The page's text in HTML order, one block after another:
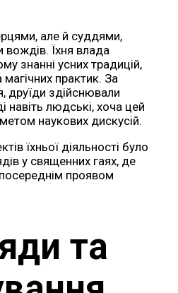
але й суддями,
Їхня влада
знанні усних традицій,
практик. За
друїди здійснювали
навіть людські, хоча цей
наукових дискусій.
їхньої діяльності було
у священних гаях, де
проявом
та